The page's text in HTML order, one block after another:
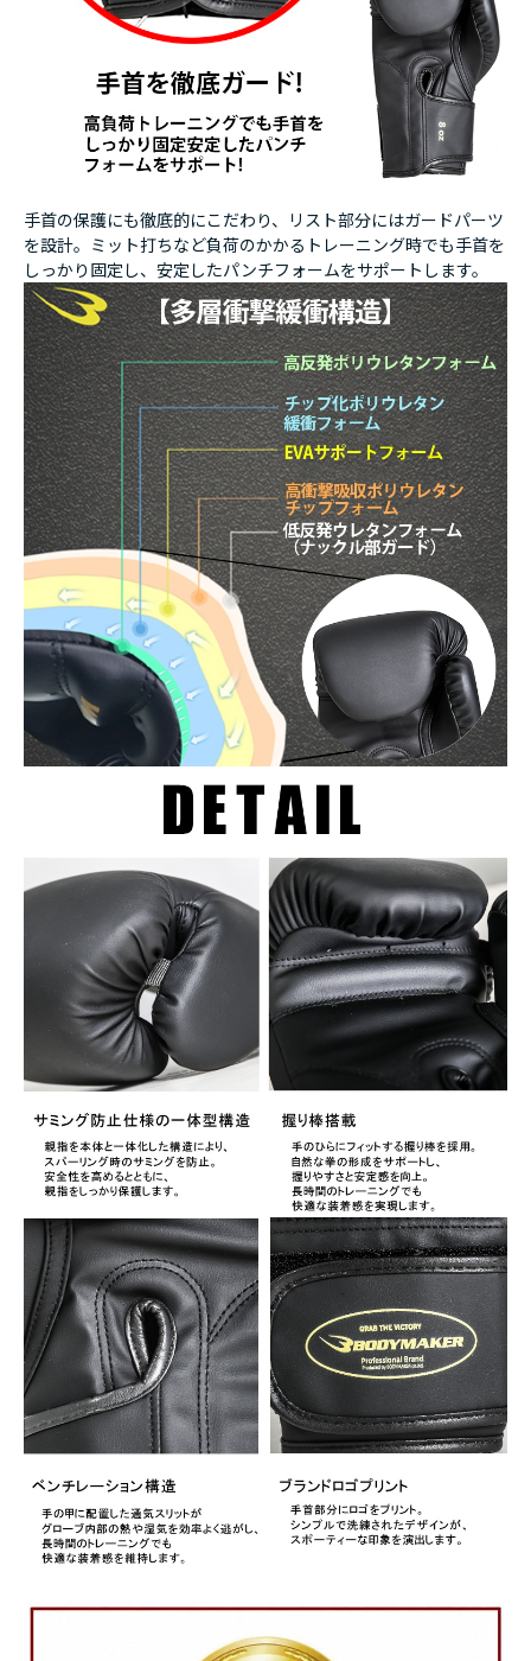
手首の保護にも徹底的にこだわり、リスト部分にはガードパーツ
を設計。ミット打ちなど負荷のかかるトレーニング時でも手首を
しっかり固定し、安定したパンチフォームをサポートします。